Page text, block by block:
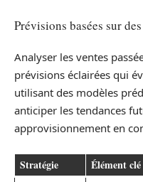
Prévisions basées sur
Analyser les ventes
prévisions éclairées qui
utilisant des modèles
anticiper les tendances
approvisionnement en
Stratégie Élément clé